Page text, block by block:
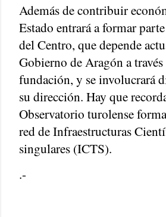
Además de contribuir
Estado entrará a formar
del Centro, que depende
Gobierno de Aragón a través
fundación, y se involucrará
su dirección. Hay que
Observatorio turolense
red de Infraestructuras
singulares (ICTS).
.-